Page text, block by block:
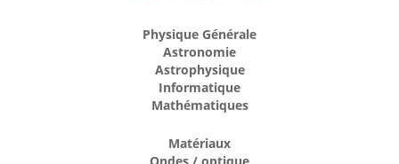
Physique Générale
Astronomie
Astrophysique
Informatique
Mathématiques
Matériaux